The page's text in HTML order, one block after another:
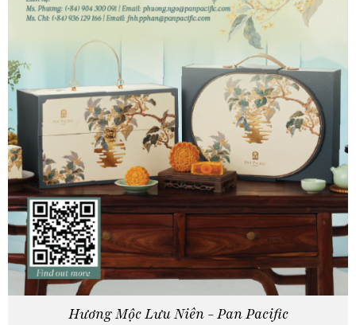
Hương Mộc Lưu Niên - Pan Pacific